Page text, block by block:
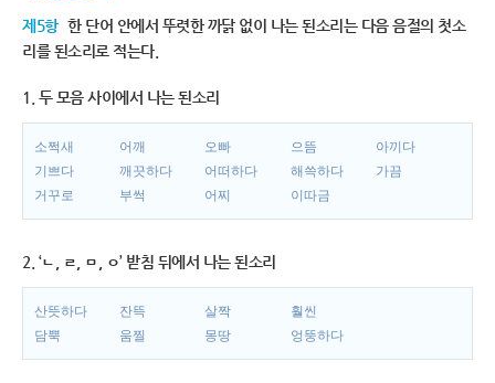
제5항 한 단어 안에서 뚜렷한 까닭 없이 나는 된소리는 다음 음절의 첫소
리를 된소리로 적는다.
1. 두 모음 사이에서 나는 된소리
소쩍새 어깨 오빠 으뜸
아끼다
기쁘다
깨끗하다 어떠하다 해쓱하다
가끔
거꾸로
부썩 어찌 이따금
2. ‘ㄴ, ㄹ, ㅁ, ㅇ’ 받침 뒤에서 나는 된소리
산뜻하다 잔뜩 살짝
훨씬
담뿍
움찔 몽땅 엉뚱하다